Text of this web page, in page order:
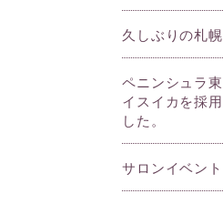
久しぶりの札幌
ペニンシュラ
イスイカを採
した。
サロンイベント